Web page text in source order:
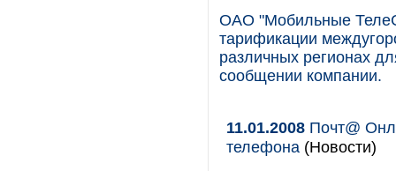
ОАО "Мобильные
тарификации
различных регионах
сообщении компании.
11.01.2008 Почт@
телефона (Новости)